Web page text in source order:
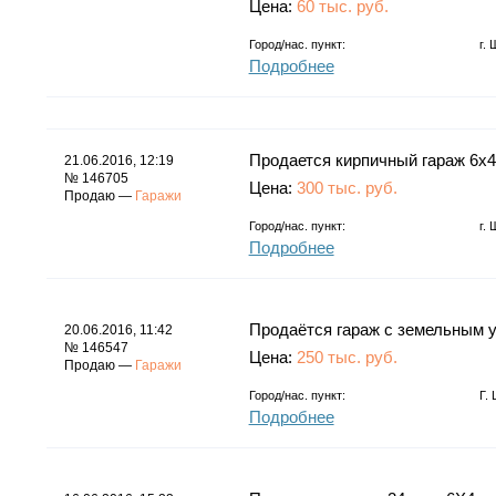
Цена: 60 тыс. руб.
Город/нас. пункт: г.
Подробнее
21.06.2016, 12:19
№ 146705
Продаю — Гаражи
Продается кирпичный гараж
Цена: 300 тыс. руб.
Город/нас. пункт: г.
Подробнее
20.06.2016, 11:42
№ 146547
Продаю — Гаражи
Продаётся гараж с земельным
Цена: 250 тыс. руб.
Город/нас. пункт: Г.
Подробнее